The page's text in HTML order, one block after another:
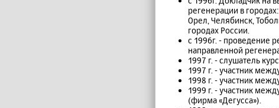
регенерации в
Орел, Челябинск,
городах России.
с 1996г. - проведение
направленной
1997 г. - слушатель
1997 г. - участник
1998 г. - участник
1999 г. - участник
(фирма «Дегусса»).